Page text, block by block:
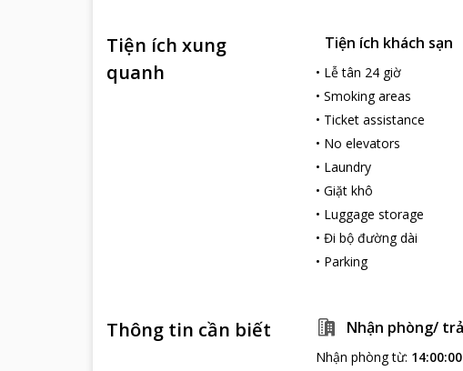
Tiện ích xung
quanh
Tiện ích khách sạn
• Lễ tân 24 giờ
• Smoking areas
• Ticket assistance
• No elevators
• Laundry
• Giặt khô
• Luggage storage
• Đi bộ đường dài
• Parking
Thông tin cần biết Nhận phòng/
Nhận phòng từ: 14:00:00